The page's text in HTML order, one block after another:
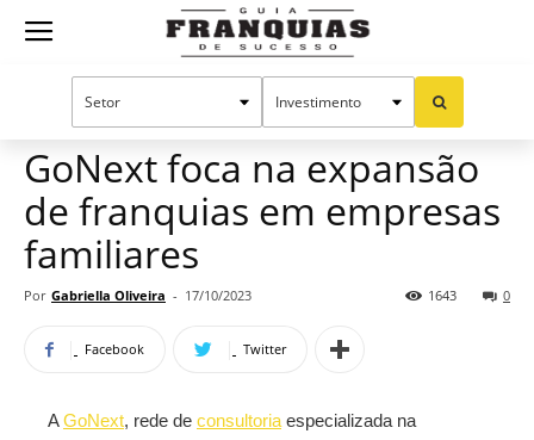
Guia
Mercado de franquias
GoNext foca na expansão
de franquias em empresas
familiares
Por Gabriella Oliveira - 17/10/2023 0
1643
Facebook Twitter
AGoNext, rede de consultoria especializada na